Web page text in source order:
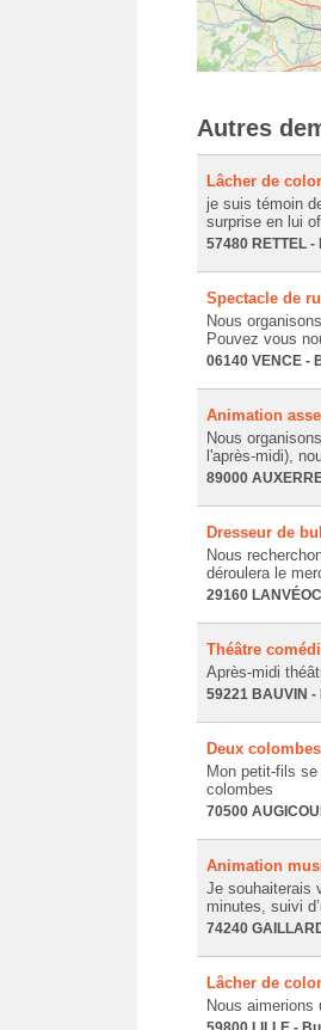
Autres
Lâcher de
je suis témoin
surprise en lui
57480 RETTEL
Spectacle de
Nous
Pouvez vous
06140 VENCE -
Animation
Nous
l'après-midi),
89000
Dresseur de
Nous
déroulera le
29160
Théâtre
Après-midi
59221 BAUVIN -
Deux
Mon petit-fils
colombes
70500
Animation
Je souhaiterais
minutes, suivi
74240
Lâcher de
Nous aimerions